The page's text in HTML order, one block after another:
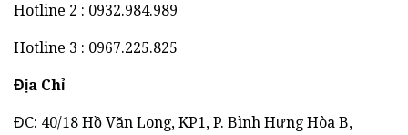
Hotline 2 : 0932.984.989
Hotline 3 : 0967.225.825
Địa Chỉ
ĐC: 40/18 Hồ Văn Long, KP1, P. Bình Hưng Hòa B,